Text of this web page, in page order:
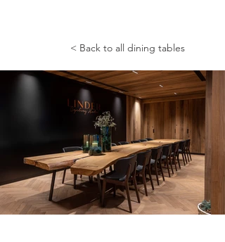
< Back to all dining tables